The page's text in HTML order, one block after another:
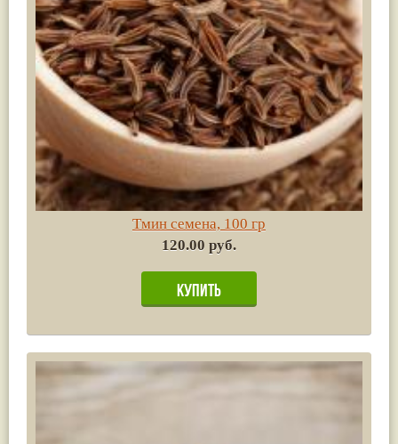
Тмин семена, 100 гр
120.00 руб.